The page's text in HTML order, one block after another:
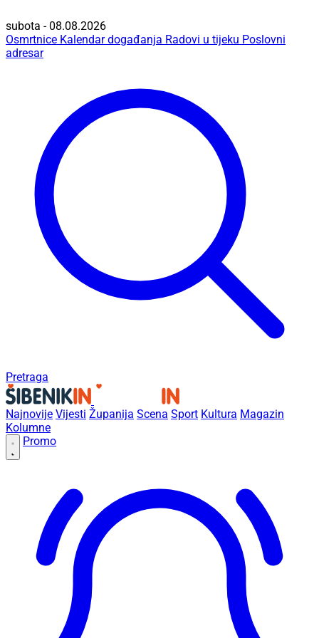
subota - 08.08.2026
Osmrtnice Kalendar događanja Radovi u tijeku Poslovni
adresar
Pretraga
Najnovije Vijesti Županija Scena Sport Kultura Magazin
Kolumne
Promo